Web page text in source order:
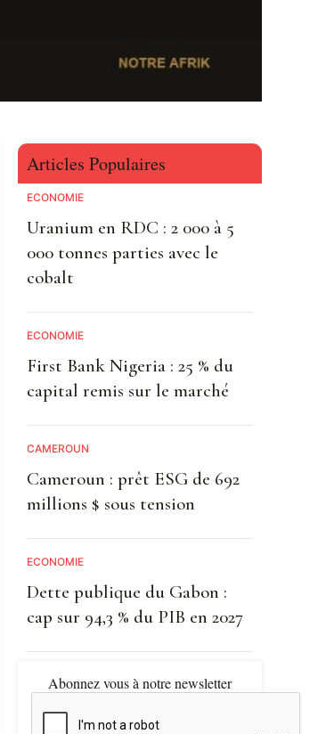
Articles Populaires
ECONOMIE
Uranium en RDC : 2 000 à 5
000 tonnes parties avec le
cobalt
ECONOMIE
First Bank Nigeria : 25 % du
capital remis sur le marché
CAMEROUN
Cameroun : prêt ESG de 692
millions $ sous tension
ECONOMIE
Dette publique du Gabon :
cap sur 94,3 % du PIB en 2027
Abonnez vous à notre newsletter